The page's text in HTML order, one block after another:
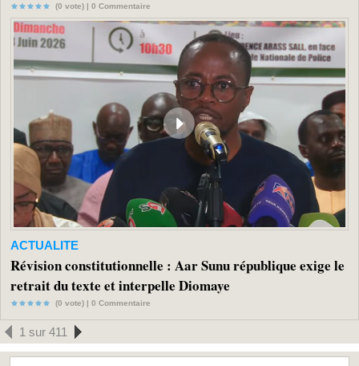
(0 vote) | 0 Commentaire
ACTUALITE
Révision constitutionnelle : Aar Sunu république exige le
retrait du texte et interpelle Diomaye
(0 vote) | 0 Commentaire
1 sur 411